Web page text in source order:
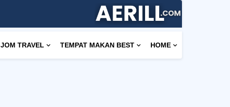
HOME
TEMPAT MAKAN BEST
JOM TRAVEL